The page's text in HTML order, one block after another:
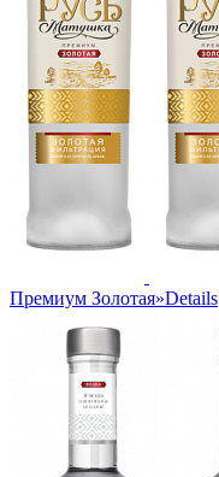
Премиум Золотая»Details